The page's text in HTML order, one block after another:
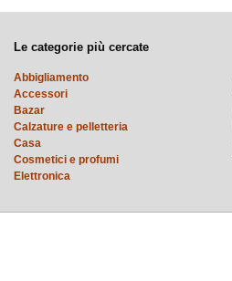
Le categorie più cercate
Abbigliamento
Accessori
Bazar
Calzature e pelletteria
Casa
Cosmetici e profumi
Elettronica